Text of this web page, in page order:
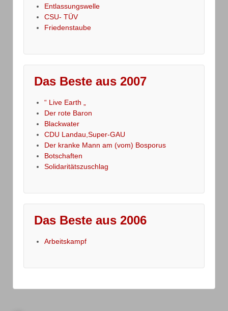
Entlassungswelle
CSU- TÜV
Friedenstaube
Das Beste aus 2007
“ Live Earth „
Der rote Baron
Blackwater
CDU Landau,Super-GAU
Der kranke Mann am (vom) Bosporus
Botschaften
Solidaritätszuschlag
Das Beste aus 2006
Arbeitskampf